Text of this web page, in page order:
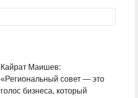
Кайрат Маишев:
«Региональный совет — это
голос бизнеса, который